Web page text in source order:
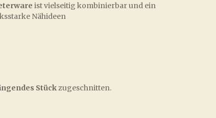
ist vielseitig kombinierbar und ein
Nähideen
Stückzugeschnitten.